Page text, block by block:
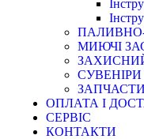
МИЮЧІ
СУВЕНІРИ
ОПЛАТА І
СЕРВІС
КОНТАКТИ